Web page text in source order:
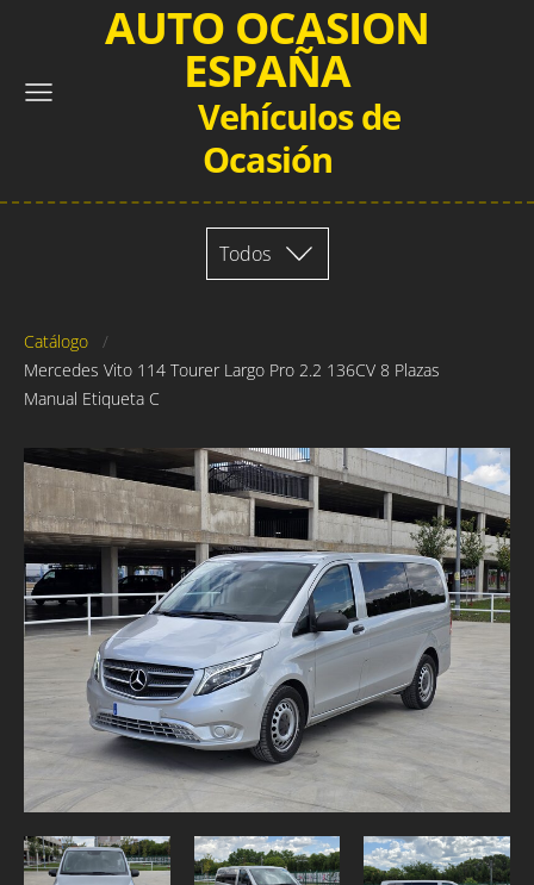
AUTO OCASION
ESPAÑA
Vehículos de
Ocasión
Todos
Catálogo
Mercedes Vito 114 Tourer Largo Pro 2.2 136CV 8 Plazas
Manual Etiqueta C